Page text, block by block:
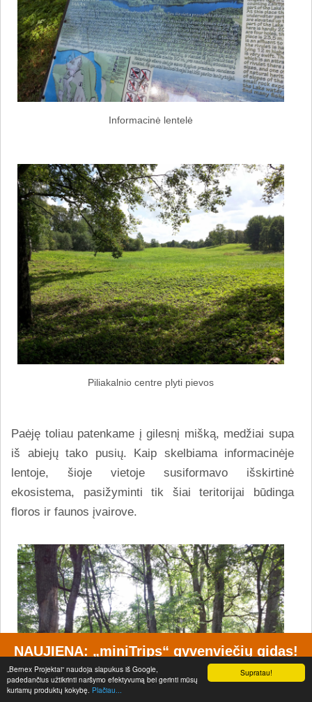
Supratau!
„Bernex Projektai“ naudoja slapukus iš Google,
padedančius užtikrinti naršymo efektyvumą bei gerinti mūsų
kuriamų produktų kokybę. Plačiau...
Informacinė lentelė
Piliakalnio centre plyti pievos
Paėję toliau patenkame į gilesnį mišką, medžiai supa
iš abiejų tako pusių. Kaip skelbiama informacinėje
lentoje, šioje vietoje susiformavo išskirtinė
ekosistema, pasižyminti tik šiai teritorijai būdinga
floros ir faunos įvairove.
NAUJIENA: „miniTrips“ gyvenviečių gidas!
Istorijos, lankytini objektai, žemėlapiai, geriausi maršrutai, atvykimo
rekomendacijos ir dar daugiau apie Lietuvos gyvenvietes!
Užsuk - www.minitrips.lt